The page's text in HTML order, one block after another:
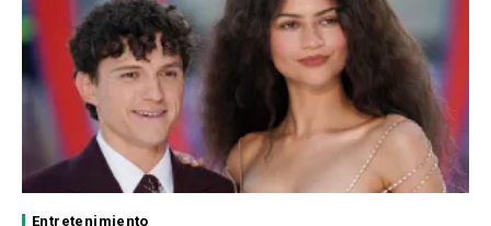
Entretenimiento